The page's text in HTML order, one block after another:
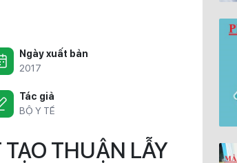
Ngày xuất bản
2017
Tác giả
BỘ Y TẾ
THUẬN LẪY